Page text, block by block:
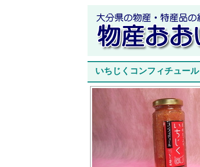
いちじくコンフィチュール